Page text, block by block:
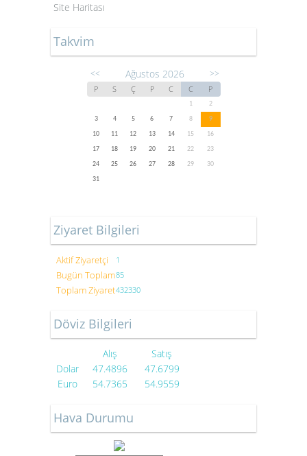
Site Haritası
Takvim
<< Ağustos 2026 >>
P S Ç P C C P
1
2
3
4 5 6 7 8
9
10
11 12 13 14 15
16
17
18 19 20 21 22
23
24
25 26 27 28 29
30
31
Ziyaret Bilgileri
Aktif Ziyaretçi 1
Bugün Toplam85
Toplam Ziyaret432330
Döviz Bilgileri
Alış
Satış
Dolar
47.4896
47.6799
Euro
54.7365 54.9559
Hava Durumu